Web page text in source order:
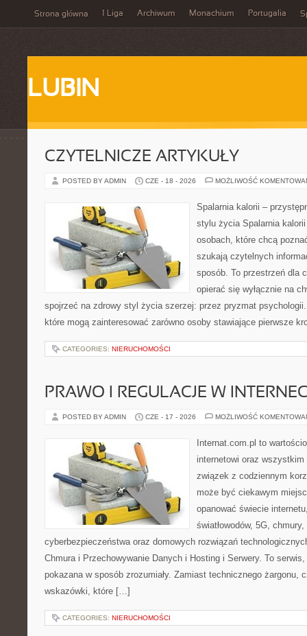
Strona główna 1 Liga Archiwum Monachium Portugalia
LUBIN
CZYTELNICZE ARTYKUŁY
POSTED BY ADMIN CZE - 18 - 2026 MOŻLIWOŚĆ
Spalarnia kalorii –
stylu życia Spalarnia
osobach, które chcą
szukają czytelnych
sposób. To przestrzeń dla
opierać się wyłącznie na
spojrzeć na zdrowy styl życia szerzej: przez pryzmat
które mogą zainteresować zarówno osoby stawiające pierwsze
CATEGORIES: NIERUCHOMOŚCI
PRAWO I REGULACJE W
POSTED BY ADMIN CZE - 17 - 2026 MOŻLIWOŚĆ
Internat.com.pl to
internetowi oraz
związek z codziennym
może być ciekawym
opanować świecie
światłowodów, 5G,
cyberbezpieczeństwa oraz domowych rozwiązań
Chmura i Przechowywanie Danych i Hosting i Serwery. To
pokazana w sposób zrozumiały. Zamiast technicznego żargonu,
wskazówki, które […]
CATEGORIES: NIERUCHOMOŚCI